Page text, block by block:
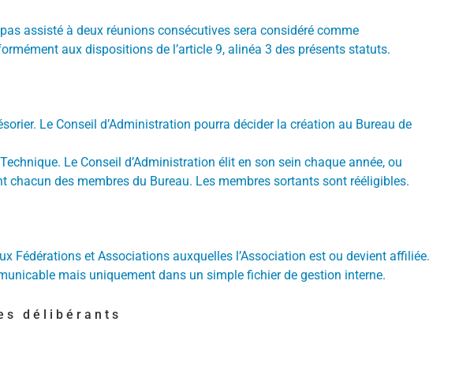
assisté à deux réunions consécutives sera considéré comme
aux dispositions de l’article 9, alinéa 3 des présents statuts.
Le Conseil d’Administration pourra décider la création au Bureau de
Le Conseil d’Administration élit en son sein chaque année, ou
des membres du Bureau. Les membres sortants sont rééligibles.
Fédérations et Associations auxquelles l’Association est ou devient affiliée.
mais uniquement dans un simple fichier de gestion interne.
délibérants